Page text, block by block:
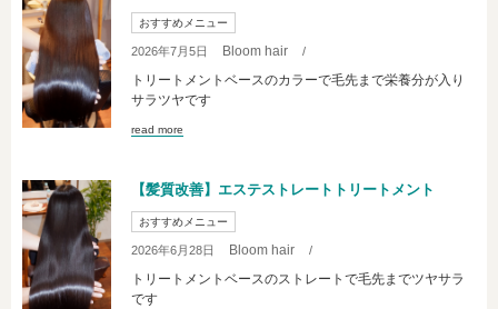
おすすめメニュー
2026年7月5日 Bloom hair /
トリートメントベースのカラーで毛先まで栄養分が入り
サラツヤです
read more
【髪質改善】エステストレートトリートメント
おすすめメニュー
2026年6月28日 Bloom hair /
トリートメントベースのストレートで毛先までツヤサラ
です